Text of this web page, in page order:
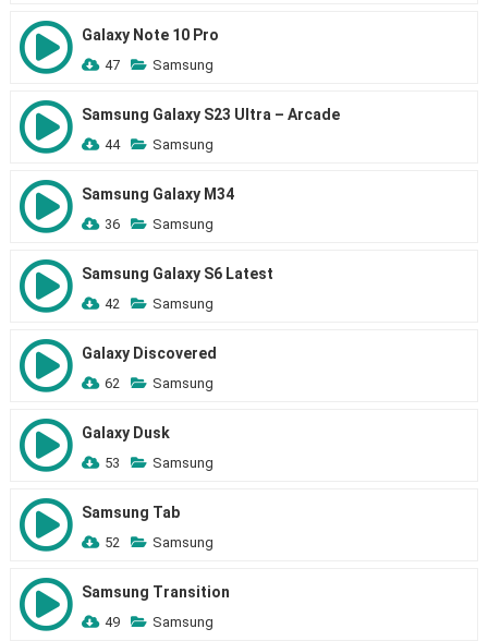
Galaxy Note 10 Pro
47 Samsung
Samsung Galaxy S23 Ultra – Arcade
44 Samsung
Samsung Galaxy M34
36 Samsung
Samsung Galaxy S6 Latest
42 Samsung
Galaxy Discovered
62 Samsung
Galaxy Dusk
53 Samsung
Samsung Tab
52 Samsung
Samsung Transition
49 Samsung